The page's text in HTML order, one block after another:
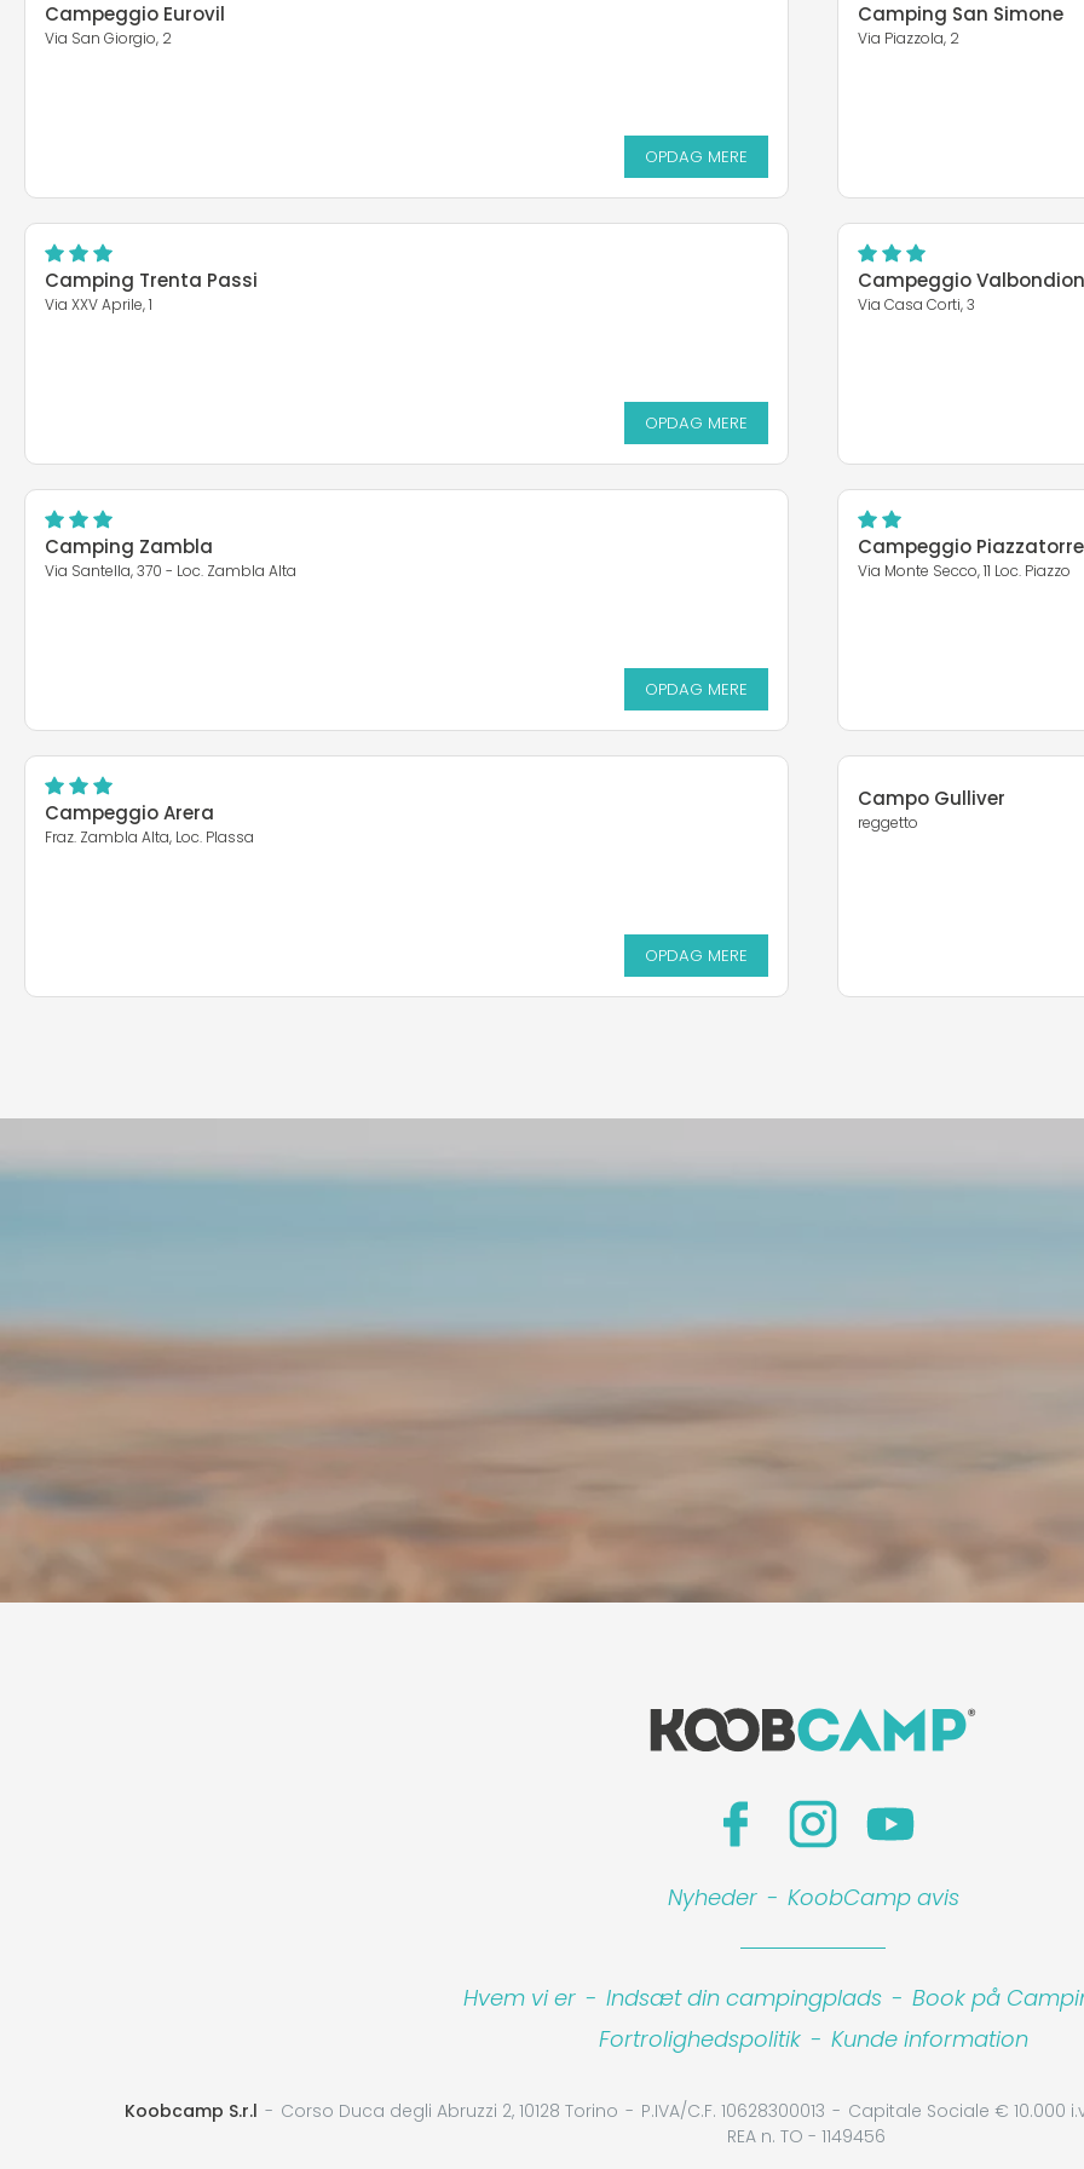
Campeggio Eurovil
Via San Giorgio, 2
OPDAG MERE
Camping San Simone
Via Piazzola, 2
Camping Trenta Passi
Via XXV Aprile, 1
OPDAG MERE
Campeggio
Via Casa Corti, 3
Camping Zambla
Via Santella, 370 - Loc. Zambla Alta
OPDAG MERE
Campeggio Piazzatorre
Via Monte Secco, 11 Loc. Piazzo
Campeggio Arera
Fraz. Zambla Alta, Loc. Plassa
OPDAG MERE
Campo Gulliver
reggetto
Nyheder - KoobCamp avis
Hvem vi er - Indsæt din campingplads - Book på
Fortrolighedspolitik - Kunde information
Koobcamp S.r.l Corso Duca degli Abruzzi 2, 10128 Torino P.IVA/C.F. 10628300013 Capitale Sociale € 10.000
REA n. TO - 1149456